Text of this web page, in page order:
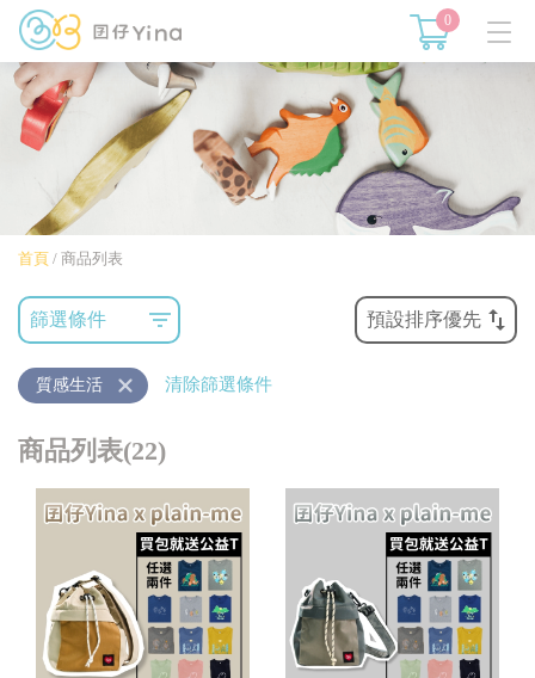
0
首頁 / 商品列表
篩選條件 預設排序優先
質感生活 清除篩選條件
商品列表(22)